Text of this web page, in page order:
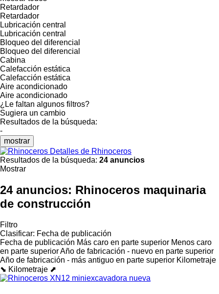
Retardador
Retardador
Lubricación central
Lubricación central
Bloqueo del diferencial
Bloqueo del diferencial
Cabina
Calefacción estática
Calefacción estática
Aire acondicionado
Aire acondicionado
¿Le faltan algunos filtros?
Sugiera un cambio
Resultados de la búsqueda:
-
mostrar
Detalles de Rhinoceros
Resultados de la búsqueda: 24 anuncios
Mostrar
24 anuncios: Rhinoceros maquinaria
de construcción
Filtro
Clasificar: Fecha de publicación
Fecha de publicación Más caro en parte superior Menos caro
en parte superiorAño de fabricación - nuevo en parte superior
Año de fabricación - más antiguo en parte superior Kilometraje
⬊ Kilometraje ⬈